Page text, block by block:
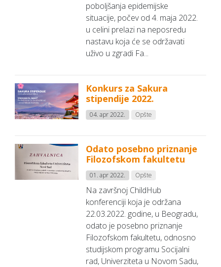
poboljšanja epidemijske
situacije, počev od 4. maja 2022.
u celini prelazi na neposredu
nastavu koja će se održavati
uživo u zgradi Fa...
Konkurs za Sakura
stipendije 2022.
04. apr 2022. Opšte
Odato posebno priznanje
Filozofskom fakultetu
01. apr 2022. Opšte
Na završnoj ChildHub
konferenciji koja je održana
22.03.2022. godine, u Beogradu,
odato je posebno priznanje
Filozofskom fakultetu, odnosno
studijskom programu Socijalni
rad, Univerziteta u Novom Sadu,